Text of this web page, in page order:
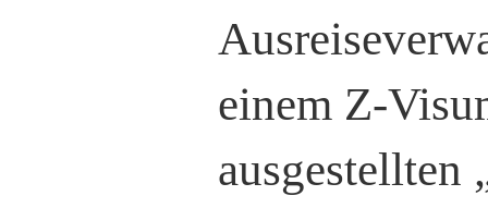
einem Z-
ausgestellten